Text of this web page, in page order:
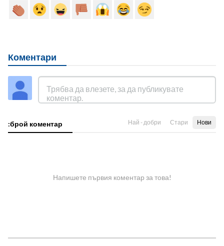
Коментари
:брой коментар Най - добри Стари Нови
Напишете първия коментар за това!